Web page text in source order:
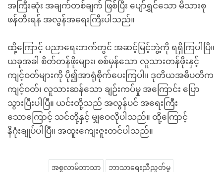
အကြီးဆုံး အချက်တစ်ချက် ဖြစ်ပြီး ပျော်ရွှင်သော မိသားစု
ဖန်တီးရန် အလွန်အရေးကြီးပါသည်။
ထို့ကြောင့် ပညာရေးဘက်တွင် အဆင့်မြင့်ဘွဲ့ကို ရရှိကြပါပြီ။
ယခုအခါ စိတ်တန်ဖိုးများ၊ စစ်မှန်သော လူသားတန်ဖိုးနှင့်
ကျင့်ဝတ်များကို ပို၍အာရုံစိုက်ပေးကြပါ။ ဒုတိယအဓိပတိက
ကျင့်ဝတ်၊ လူသားဆန်သော ချဉ်းကပ်မှု အကြောင်း ပြော
သွားပြီးပါပြီ။ ယင်းတို့သည် အလွန်ပင် အရေးကြီး
သောကြောင့် သင်တို့နှင့် မျှဝေလိုပါသည်။ ထို့ကြောင့်
နိဂုံးချုပ်ပါပြီ။ အထူးကျေးဇူးတင်ပါသည်။
အစ္စလာမ်ဘာသာ ဘာသာရေးညီညွတ်မှု